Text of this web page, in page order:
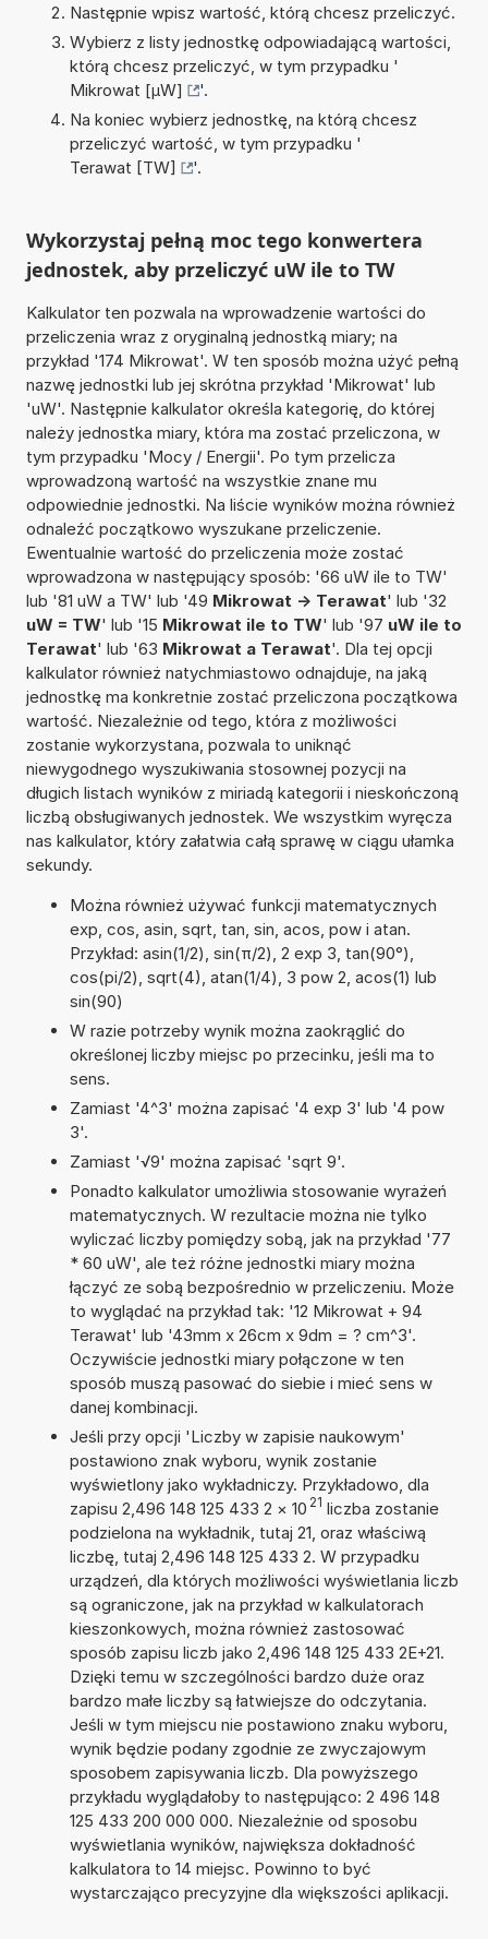
Następnie wpisz wartość, którą chcesz przeliczyć.
Wybierz z listy jednostkę odpowiadającą wartości,
którą chcesz przeliczyć, w tym przypadku '
Mikrowat [µW]
'.
Na koniec wybierz jednostkę, na którą chcesz
przeliczyć wartość, w tym przypadku '
Terawat [TW]
'.
Wykorzystaj pełną moc tego konwertera
jednostek, aby przeliczyć uW ile to TW
Kalkulator ten pozwala na wprowadzenie wartości do
przeliczenia wraz z oryginalną jednostką miary; na
przykład '174 Mikrowat'. W ten sposób można użyć pełną
nazwę jednostki lub jej skrótna przykład 'Mikrowat' lub
'uW'. Następnie kalkulator określa kategorię, do której
należy jednostka miary, która ma zostać przeliczona, w
tym przypadku 'Mocy / Energii'. Po tym przelicza
wprowadzoną wartość na wszystkie znane mu
odpowiednie jednostki. Na liście wyników można również
odnaleźć początkowo wyszukane przeliczenie.
Ewentualnie wartość do przeliczenia może zostać
wprowadzona w następujący sposób: '66 uW ile to TW'
lub '81 uW a TW' lub '49 Mikrowat -> Terawat' lub '32
uW = TW' lub '15 Mikrowat ile to TW' lub '97 uW ile to
Terawat' lub '63 Mikrowat a Terawat'. Dla tej opcji
kalkulator również natychmiastowo odnajduje, na jaką
jednostkę ma konkretnie zostać przeliczona początkowa
wartość. Niezależnie od tego, która z możliwości
zostanie wykorzystana, pozwala to uniknąć
niewygodnego wyszukiwania stosownej pozycji na
długich listach wyników z miriadą kategorii i nieskończoną
liczbą obsługiwanych jednostek. We wszystkim wyręcza
nas kalkulator, który załatwia całą sprawę w ciągu ułamka
sekundy.
Można również używać funkcji matematycznych
exp, cos, asin, sqrt, tan, sin, acos, pow i atan.
Przykład: asin(1/2), sin(π/2), 2 exp 3, tan(90°),
cos(pi/2), sqrt(4), atan(1/4), 3 pow 2, acos(1) lub
sin(90)
W razie potrzeby wynik można zaokrąglić do
określonej liczby miejsc po przecinku, jeśli ma to
sens.
Zamiast '4^3' można zapisać '4 exp 3' lub '4 pow
3'.
Zamiast '√9' można zapisać 'sqrt 9'.
Ponadto kalkulator umożliwia stosowanie wyrażeń
matematycznych. W rezultacie można nie tylko
wyliczać liczby pomiędzy sobą, jak na przykład '77
* 60 uW', ale też różne jednostki miary można
łączyć ze sobą bezpośrednio w przeliczeniu. Może
to wyglądać na przykład tak: '12 Mikrowat + 94
Terawat' lub '43mm x 26cm x 9dm = ? cm^3'.
Oczywiście jednostki miary połączone w ten
sposób muszą pasować do siebie i mieć sens w
danej kombinacji.
Jeśli przy opcji 'Liczby w zapisie naukowym'
postawiono znak wyboru, wynik zostanie
wyświetlony jako wykładniczy. Przykładowo, dla
zapisu 2,496 148 125 433 2 × 10 21 liczba zostanie
podzielona na wykładnik, tutaj 21, oraz właściwą
liczbę, tutaj 2,496 148 125 433 2. W przypadku
urządzeń, dla których możliwości wyświetlania liczb
są ograniczone, jak na przykład w kalkulatorach
kieszonkowych, można również zastosować
sposób zapisu liczb jako 2,496 148 125 433 2E+21.
Dzięki temu w szczególności bardzo duże oraz
bardzo małe liczby są łatwiejsze do odczytania.
Jeśli w tym miejscu nie postawiono znaku wyboru,
wynik będzie podany zgodnie ze zwyczajowym
sposobem zapisywania liczb. Dla powyższego
przykładu wyglądałoby to następująco: 2 496 148
125 433 200 000 000. Niezależnie od sposobu
wyświetlania wyników, największa dokładność
kalkulatora to 14 miejsc. Powinno to być
wystarczająco precyzyjne dla większości aplikacji.